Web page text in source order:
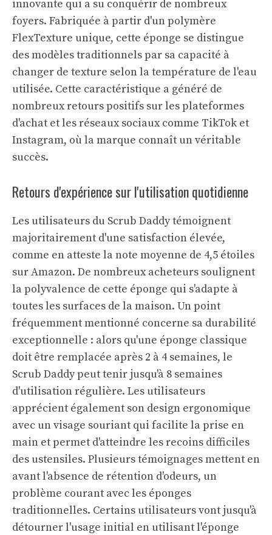
innovante qui a su conquérir de nombreux
foyers. Fabriquée à partir d'un polymère
FlexTexture unique, cette éponge se distingue
des modèles traditionnels par sa capacité à
changer de texture selon la température de l'eau
utilisée. Cette caractéristique a généré de
nombreux retours positifs sur les plateformes
d'achat et les réseaux sociaux comme TikTok et
Instagram, où la marque connaît un véritable
succès.
Retours d'expérience sur l'utilisation quotidienne
Les utilisateurs du Scrub Daddy témoignent
majoritairement d'une satisfaction élevée,
comme en atteste la note moyenne de 4,5 étoiles
sur Amazon. De nombreux acheteurs soulignent
la polyvalence de cette éponge qui s'adapte à
toutes les surfaces de la maison. Un point
fréquemment mentionné concerne sa durabilité
exceptionnelle : alors qu'une éponge classique
doit être remplacée après 2 à 4 semaines, le
Scrub Daddy peut tenir jusqu'à 8 semaines
d'utilisation régulière. Les utilisateurs
apprécient également son design ergonomique
avec un visage souriant qui facilite la prise en
main et permet d'atteindre les recoins difficiles
des ustensiles. Plusieurs témoignages mettent en
avant l'absence de rétention d'odeurs, un
problème courant avec les éponges
traditionnelles. Certains utilisateurs vont jusqu'à
détourner l'usage initial en utilisant l'éponge